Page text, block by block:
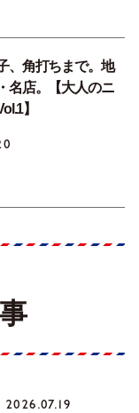
、角打ちまで。地
名店。【大人のニ
】
2026.07.19